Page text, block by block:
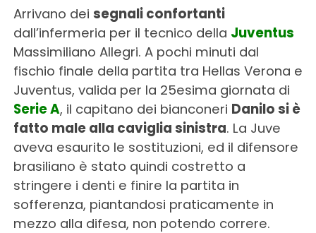
Arrivano dei segnali confortanti
dall’infermeria per il tecnico della Juventus
Massimiliano Allegri. A pochi minuti dal
fischio finale della partita tra Hellas Verona e
Juventus, valida per la 25esima giornata di
Serie A, il capitano dei bianconeri Danilo si è
fatto male alla caviglia sinistra. La Juve
aveva esaurito le sostituzioni, ed il difensore
brasiliano è stato quindi costretto a
stringere i denti e finire la partita in
sofferenza, piantandosi praticamente in
mezzo alla difesa, non potendo correre.